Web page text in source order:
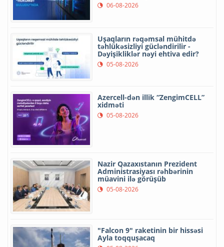
06-08-2026
Uşaqların rəqəmsal mühitdə
təhlükəsizliyi gücləndirilir -
Dəyişikliklər nəyi ehtiva edir?
05-08-2026
Azercell-dən illik “ZengimCELL”
xidməti
05-08-2026
Nazir Qazaxıstanın Prezident
Administrasiyası rəhbərinin
müavini ilə görüşüb
05-08-2026
"Falcon 9" raketinin bir hissəsi
Ayla toqquşacaq